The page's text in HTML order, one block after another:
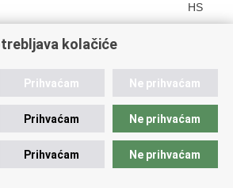
HS
10000 Zagreb
kolačiće
Prihvaćam Ne prihvaćam
Prihvaćam Ne prihvaćam
Prihvaćam Ne prihvaćam